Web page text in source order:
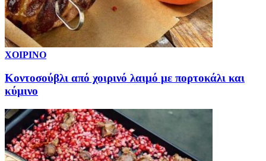
ΧΟΙΡΙΝΟ
Κοντοσούβλι από χοιρινό λαιμό με πορτοκάλι και
κύμινο